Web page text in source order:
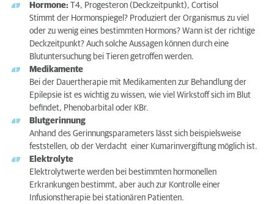
Hormone: T4, Progesteron (Deckzeitpunkt), Cortisol
Stimmt der Hormonspiegel? Produziert der Organismus zu viel
oder zu wenig eines bestimmten Hormons? Wann ist der richtige
Deckzeitpunkt? Auch solche Aussagen können durch eine
Blutuntersuchung bei Tieren getroffen werden.
Medikamente
Bei der Dauertherapie mit Medikamenten zur Behandlung der
Epilepsie ist es wichtig zu wissen, wie viel Wirkstoff sich im Blut
befindet, Phenobarbital oder KBr.
Blutgerinnung
Anhand des Gerinnungsparameters lässt sich beispielsweise
feststellen, ob der Verdacht einer Kumarinvergiftung möglich ist.
Elektrolyte
Elektrolytwerte werden bei bestimmten hormonellen
Erkrankungen bestimmt, aber auch zur Kontrolle einer
Infusionstherapie bei stationären Patienten.